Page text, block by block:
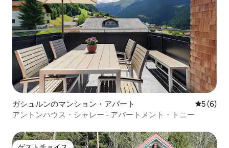
ガシュルンのマンション・アパート レビュー
5 (6)
アントンハウス・シャレー - アパートメント・トニー